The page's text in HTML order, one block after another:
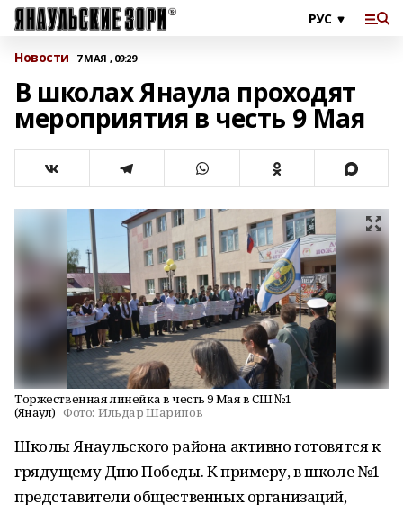
Новости 7 МАЯ , 09:29
В школах Янаула проходят
мероприятия в честь 9 Мая
Торжественная линейка в честь 9 Мая в СШ №1
(Янаул) Фото: Ильдар Шарипов
Школы Янаульского района активно готовятся к
грядущему Дню Победы. К примеру, в школе №1
представители общественных организаций,